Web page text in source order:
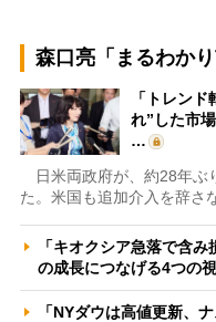
森口亮「まるわかり
「トレン
れ”した市
…
日米両政府が、約28年ぶ
た。米国も追加介入を辞さ
「キオクシア急落で含
の成長につなげる4つ
「NYダウは高値更新、